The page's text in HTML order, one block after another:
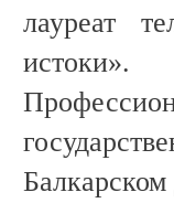
лауреат
истоки».